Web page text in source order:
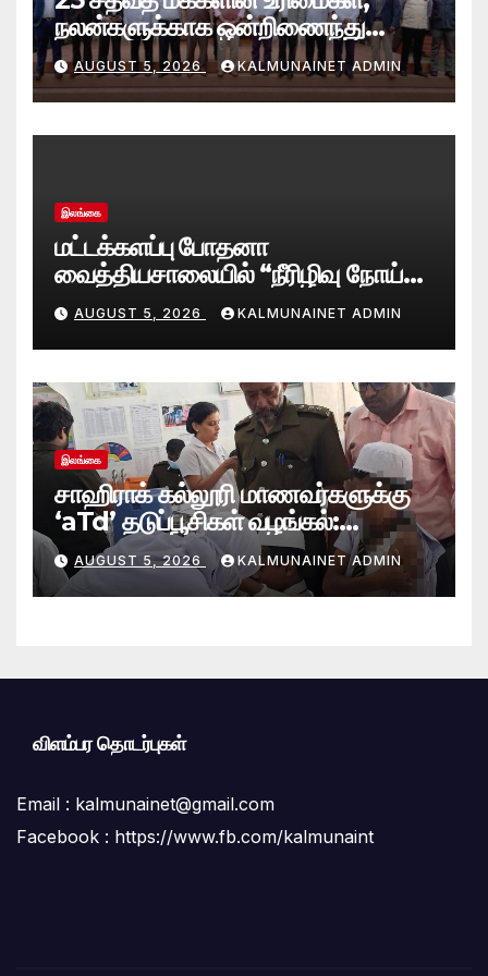
நலன்களுக்காக ஒன்றிணைந்து
செயற்படவே புதிய பேரவை; இந்திய
உயர்ஸ்தானிகரிடம் எடுத்துரைப்பு.!
AUGUST 5, 2026 KALMUNAINET ADMIN
இலங்கை
மட்டக்களப்பு போதனா
வைத்தியசாலையில் “நீரிழிவு நோய்
மீள்நிலை (Diabetes Remission)
கிளினிக்” வெற்றிகரமாக ஆரம்பம்
AUGUST 5, 2026 KALMUNAINET ADMIN
இலங்கை
சாஹிராக் கல்லூரி மாணவர்களுக்கு
‘aTd’ தடுப்பூசிகள் வழங்கல்:
சாய்ந்தமருது சுகாதார வைத்திய
அதிகாரி பணிமனை நடவடிக்கை!
AUGUST 5, 2026 KALMUNAINET ADMIN
விளம்பர தொடர்புகள்
Email : kalmunainet@gmail.com
Facebook : https://www.fb.com/kalmunaint